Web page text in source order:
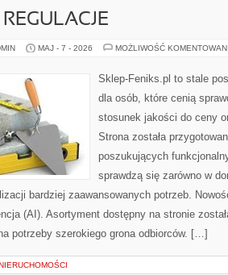
MAJ - 7 - 2026 MOŻLIWOŚĆ
Sklep-Feniks.pl to stale
dla osób, które cenią
stosunek jakości do ceny
Strona została
poszukujących
sprawdzą się zarówno w
bardziej zaawansowanych potrzeb.
(AI). Asortyment dostępny na stronie
potrzeby szerokiego grona odbiorców. […]